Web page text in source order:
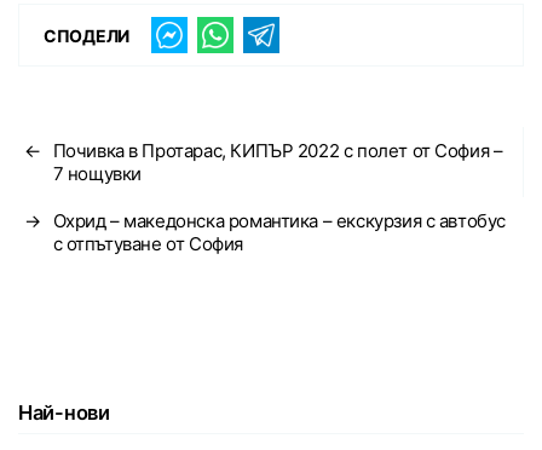
СПОДЕЛИ
←
Почивка в Протарас, КИПЪР 2022 с полет от София –
7 нощувки
→
Охрид – македонска романтика – екскурзия с автобус
с отпътуване от София
Най-нови